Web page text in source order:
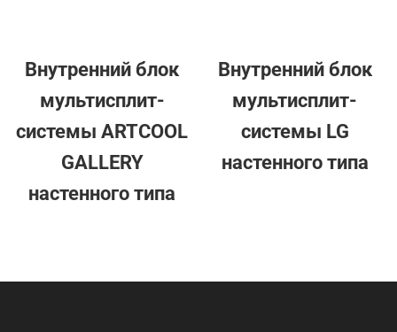
Внутренний блок
мультисплит-
системы ARTCOOL
GALLERY
настенного типа
Внутренний блок
мультисплит-
системы LG
настенного типа